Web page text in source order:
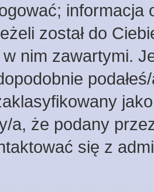
został do
nim zawartymi.
a, że podany
się z